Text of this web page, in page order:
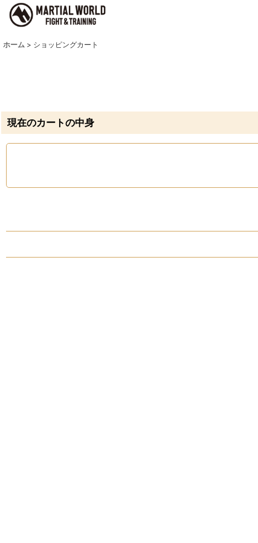
ホーム > ショッピングカート
現在のカートの中身